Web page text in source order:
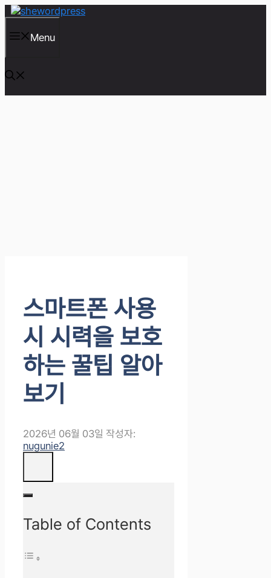
컨
츠
건
너
뛰
기
Menu
스마트폰 사용
시 시력을 보호
하는 꿀팁 알아
보기
2026년 06월 03일 작성자:
nugunie2
Table of Contents